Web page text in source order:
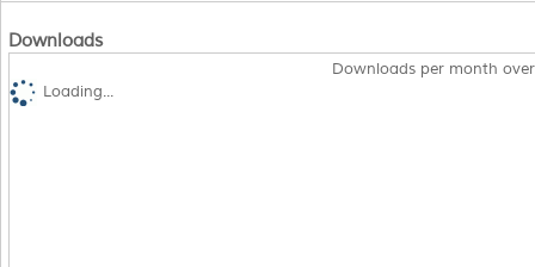
Downloads
Downloads per month
Loading...